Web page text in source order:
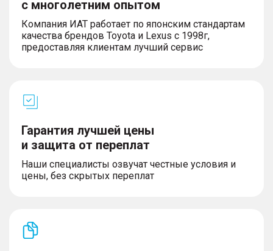
с многолетним опытом
Компания ИАТ работает по японским стандартам
качества брендов Toyota и Lexus с 1998г,
предоставляя клиентам лучший сервис
Гарантия лучшей цены
и защита от переплат
Наши специалисты озвучат честные условия и
цены, без скрытых переплат